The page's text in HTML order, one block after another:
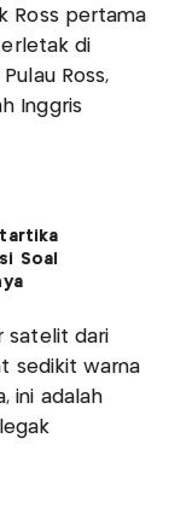
Ross pertama
di
Ross,
Inggris
Soal
satelit dari
sedikit warna
ini adalah